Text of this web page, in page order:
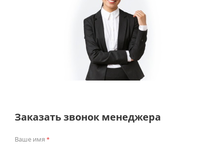
Заказать звонок менеджера
Ваше имя *